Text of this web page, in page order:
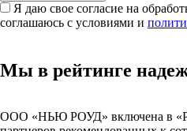
Я даю свое согласие на
соглашаюсь с условиями и
Мы в рейтинге
ООО «НЬЮ РОУД» включена в